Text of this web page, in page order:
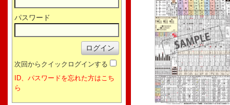
パスワード
次回からクイックログインする
ID、パスワードを忘れた方はこち
ら